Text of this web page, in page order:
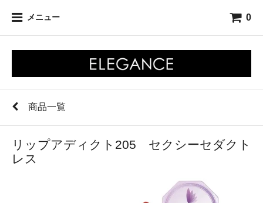
メニュー 0
商品一覧
リップアディクト205 セクシーセダクト
レス